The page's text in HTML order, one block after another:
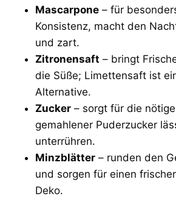
Mascarpone – für
Konsistenz, macht den
und zart.
Zitronensaft – bringt
die Süße; Limettensaft ist
Alternative.
Zucker – sorgt für die
gemahlener Puderzucker
unterrühren.
Minzblätter – runden den
und sorgen für einen
Deko.